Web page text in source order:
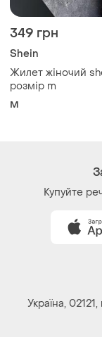
349 грн
Shein
Жилет жіночий
розмір m
M
Купуйте
Україна,